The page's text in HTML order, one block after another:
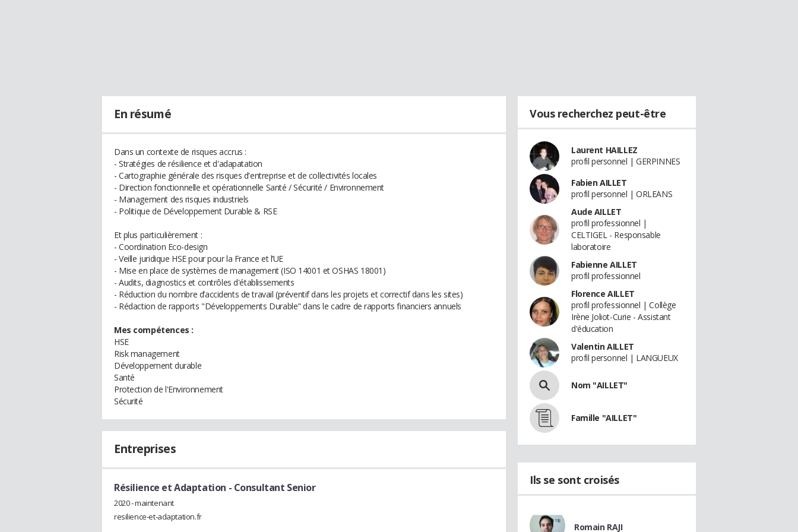
En résumé
Dans un contexte de risques accrus :
- Stratégies de résilience et d'adapatation
- Cartographie générale des risques d'entreprise et de collectivités locales
- Direction fonctionnelle et opérationnelle Santé / Sécurité / Environnement
- Management des risques industriels
- Politique de Développement Durable & RSE
Et plus particulièrement :
- Coordination Eco-design
- Veille juridique HSE pour pour la France et l’UE
- Mise en place de systèmes de management (ISO 14001 et OSHAS 18001)
- Audits, diagnostics et contrôles d'établissements
- Réduction du nombre d’accidents de travail (préventif dans les projets et correctif dans les sites)
- Rédaction de rapports "Développements Durable" dans le cadre de rapports financiers annuels
Mes compétences :
HSE
Risk management
Développement durable
Santé
Protection de l'Environnement
Sécurité
Entreprises
Résilience et Adaptation - Consultant Senior
2020 - maintenant
resilience-et-adaptation.fr
Vous recherchez peut-être
Laurent HAILLEZ
profil personnel | GERPINNES
Fabien AILLET
profil personnel | ORLEANS
Aude AILLET
profil professionnel |
CELTIGEL - Responsable
laboratoire
Fabienne AILLET
profil professionnel
Florence AILLET
profil professionnel | Collège
Irène Joliot-Curie - Assistant
d'éducation
Valentin AILLET
profil personnel | LANGUEUX
Nom "AILLET"
Famille "AILLET"
Ils se sont croisés
Romain RAJI